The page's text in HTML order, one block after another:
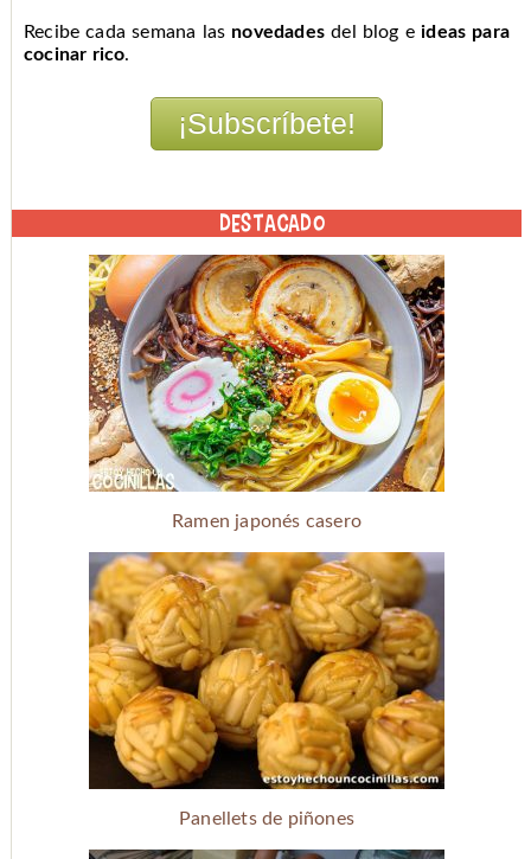
Recibe cada semana las novedades del blog eideas para
cocinar rico.
DESTACADO
Ramen japonés casero
Panellets de piñones